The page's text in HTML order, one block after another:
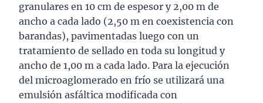
granulares en 10 cm de espesor y 2,00 m de
ancho a cada lado (2,50 m en coexistencia con
barandas), pavimentadas luego con un
tratamiento de sellado en toda su longitud y
ancho de 1,00 m a cada lado. Para la ejecución
del microaglomerado en frío se utilizará una
emulsión asfáltica modificada con